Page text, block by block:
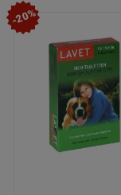
-20%